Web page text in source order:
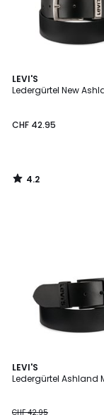
LEVI'S
Ledergürtel New
CHF 42.95
4.2
/ 5
4.2
/
LEVI'S
Ledergürtel Ashland
CHF 42.95
4.2
/ 5